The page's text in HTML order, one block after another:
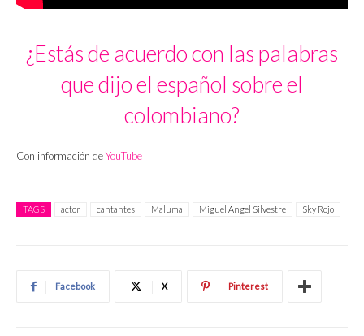
¿Estás de acuerdo con las palabras
que dijo el español sobre el
colombiano?
Con información deYouTube
TAGS actor cantantes Maluma Miguel Ángel Silvestre Sky Rojo
Facebook X Pinterest